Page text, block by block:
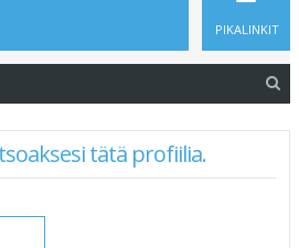
PIKALINKIT
tätä profiilia.